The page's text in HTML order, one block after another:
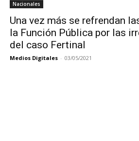
Nacionales
Una vez más se refrendan
la Función Pública por las
del caso Fertinal
Medios Digitales - 03/05/2021